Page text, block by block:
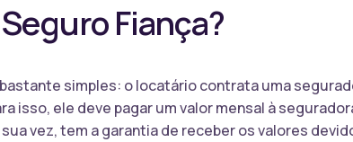
Fiança?
simples: o locatário contrata uma
isso, ele deve pagar um valor mensal à
vez, tem a garantia de receber os valores